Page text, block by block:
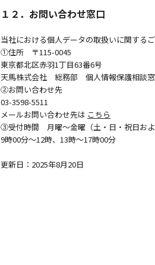
１２． お問い合わせ窓口
当社における個人データの取扱いに関する
①住所 〒115-0045
東京都北区赤羽1丁目63番6号
天馬株式会社 総務部 個人情報保護相談
②お問い合わせ先
03-3598-5511
メールお問い合わせ先は こちら
③受付時間 月曜～金曜（土・日・祝日およ
9時00分～12時、13時～17時00分
更新日：2025年8月20日